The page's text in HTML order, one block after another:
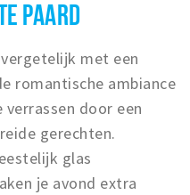
PAARD
met een
romantische ambiance
verrassen door een
gerechten.
glas
je avond extra